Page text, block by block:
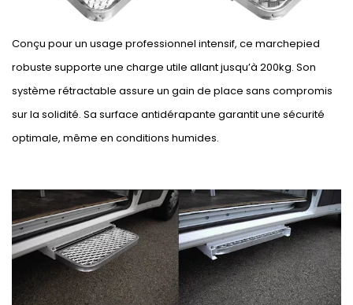
Conçu pour un usage professionnel intensif, ce marchepied
robuste supporte une charge utile allant jusqu’à 200kg. Son
système rétractable assure un gain de place sans compromis
sur la solidité. Sa surface antidérapante garantit une sécurité
optimale, même en conditions humides.